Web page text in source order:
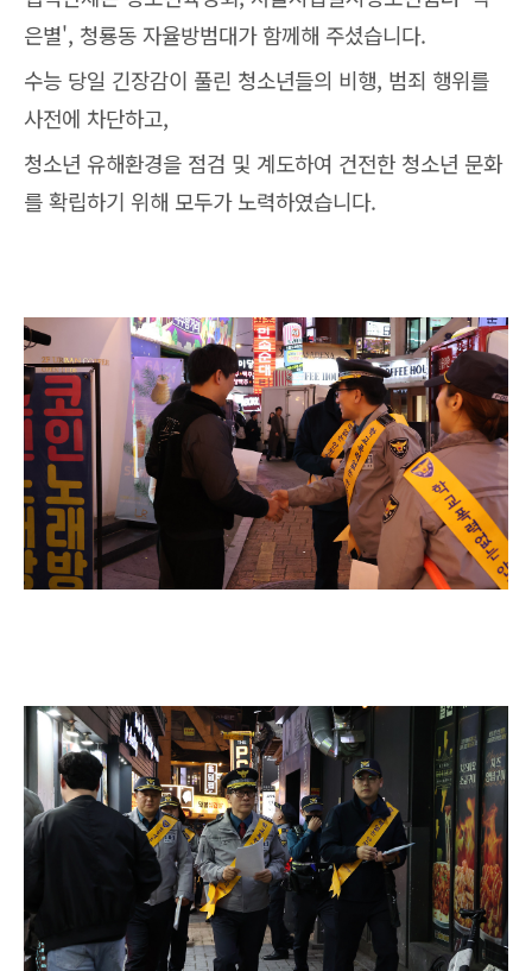
은별', 청룡동 자율방범대가 함께해 주셨습니다.
수능 당일 긴장감이 풀린 청소년들의 비행, 범죄 행위를
사전에 차단하고,
청소년 유해환경을 점검 및 계도하여 건전한 청소년 문화
를 확립하기 위해 모두가 노력하였습니다.